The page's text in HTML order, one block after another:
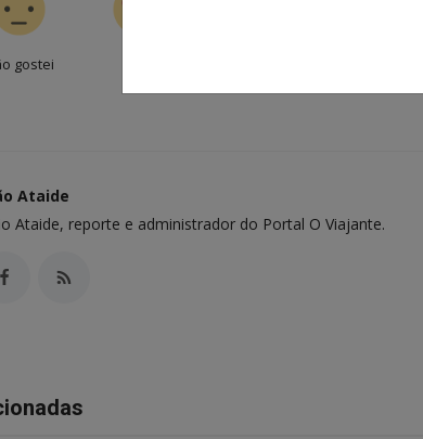
gostei
Ataide
Ataide, reporte e administrador do Portal O Viajante.